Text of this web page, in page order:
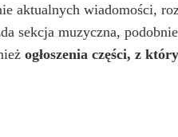
aktualnych wiadomości,
sekcja muzyczna,
ogłoszenia części, z